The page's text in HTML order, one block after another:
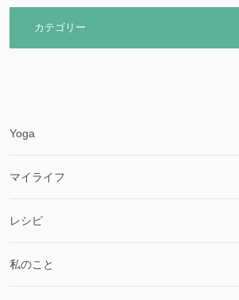
カテゴリー
Yoga
マイライフ
レシピ
私のこと